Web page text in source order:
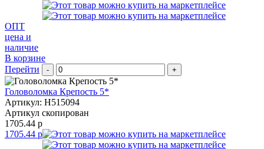
ОПТ
цена и
наличие
В корзине
Перейти
- +
Головоломка Крепость 5*
Артикул: H515094
Артикул скопирован
1705.44 р
1705.44 р